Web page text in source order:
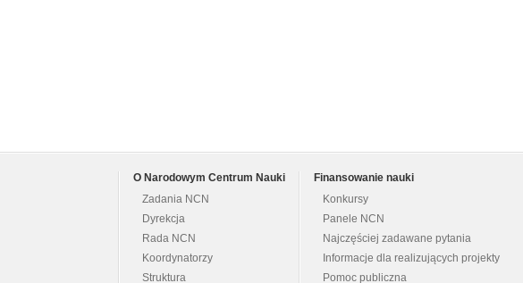
O Narodowym Centrum Nauki
Zadania NCN
Dyrekcja
Rada NCN
Koordynatorzy
Struktura
Finansowanie nauki
Konkursy
Panele NCN
Najczęściej zadawane pytania
Informacje dla realizujących projekty
Pomoc publiczna